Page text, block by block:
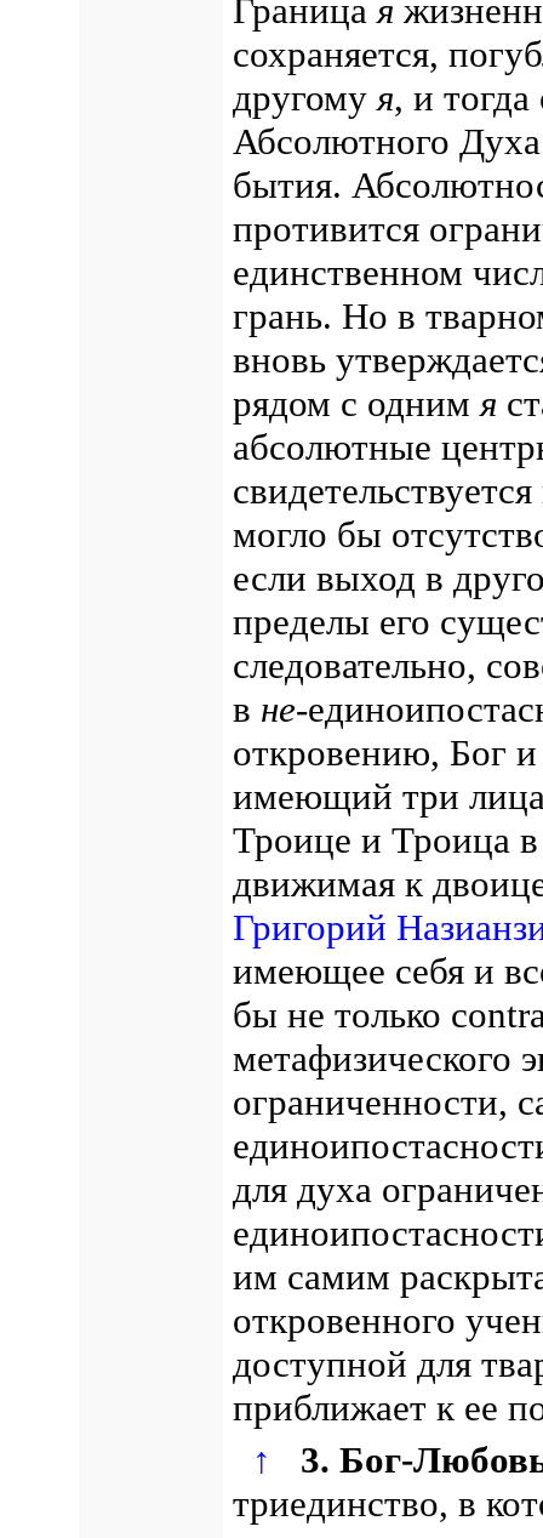
Граница я
сохраняется,
другому я, и
Абсолютного
бытия.
противится
единственном
грань. Но в
вновь
рядом с одним я
абсолютные
могло бы
если выход в
пределы его
следовательно,
в не-
откровению, Бог
имеющий три
Троице и Троица
движимая к
Григорий
имеющее себя и
бы не только
метафизического
ограниченности,
для духа
им самим
откровенного
доступной для
приближает к ее
↑ 3. Бог-
триединство, в